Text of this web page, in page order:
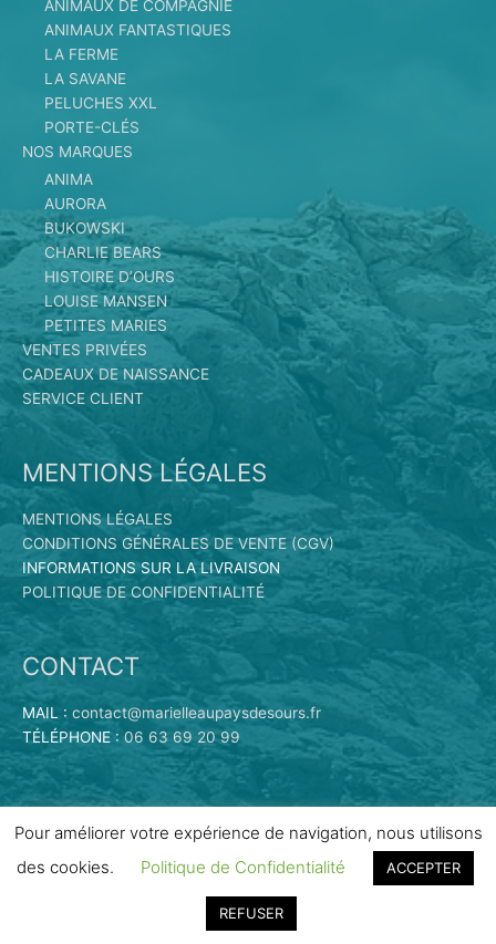
ANIMAUX DE COMPAGNIE
ANIMAUX FANTASTIQUES
LA FERME
LA SAVANE
PELUCHES XXL
PORTE-CLÉS
NOS MARQUES
ANIMA
AURORA
BUKOWSKI
CHARLIE BEARS
HISTOIRE D’OURS
LOUISE MANSEN
PETITES MARIES
VENTES PRIVÉES
CADEAUX DE NAISSANCE
SERVICE CLIENT
MENTIONS LÉGALES
MENTIONS LÉGALES
CONDITIONS GÉNÉRALES DE VENTE (CGV)
INFORMATIONS SUR LA LIVRAISON
POLITIQUE DE CONFIDENTIALITÉ
CONTACT
MAIL : contact@marielleaupaysdesours.fr
TÉLÉPHONE : 06 63 69 20 99
Copyright © 2026Marielle au Pays des Ours | Vente en ligne
de peluches| Propulsé par
Pour améliorer votre expérience de navigation, nous utilisons
des cookies.
Politique de Confidentialité ACCEPTER
REFUSER